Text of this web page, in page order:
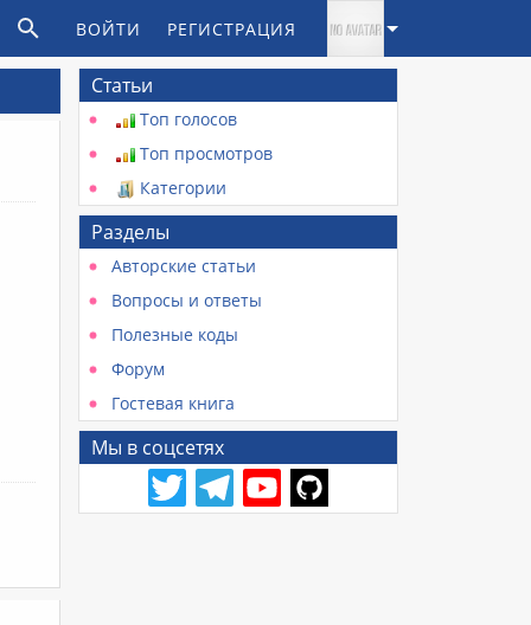
ВОЙТИ РЕГИСТРАЦИЯ
Статьи
Топ голосов
Топ просмотров
Категории
Разделы
Авторские статьи
Вопросы и ответы
Полезные коды
Форум
Гостевая книга
Мы в соцсетях